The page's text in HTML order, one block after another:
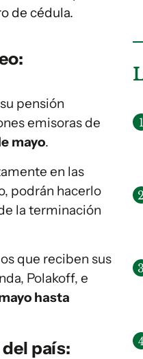
de cédula.
pensión
emisoras de
mayo.
en las
podrán hacerlo
la terminación
que reciben sus
Polakoff, e
hasta
país: